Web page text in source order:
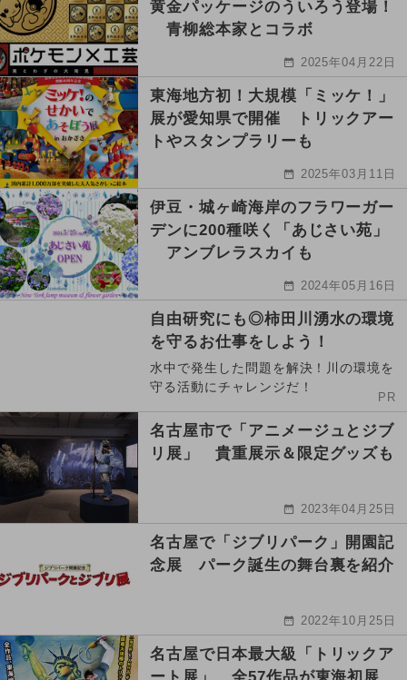
黄金パッケージのういろう登場！
青柳総本家とコラボ
2025年04月22日
東海地方初！大規模「ミッケ！」
展が愛知県で開催 トリックアー
トやスタンプラリーも
2025年03月11日
伊豆・城ヶ崎海岸のフラワーガー
デンに200種咲く「あじさい苑」
アンブレラスカイも
2024年05月16日
自由研究にも◎柿田川湧水の環境
を守るお仕事をしよう！
水中で発生した問題を解決！川の環境を
守る活動にチャレンジだ！
PR
名古屋市で「アニメージュとジブ
リ展」 貴重展示＆限定グッズも
2023年04月25日
名古屋で「ジブリパーク」開園記
念展 パーク誕生の舞台裏を紹介
2022年10月25日
名古屋で日本最大級「トリックア